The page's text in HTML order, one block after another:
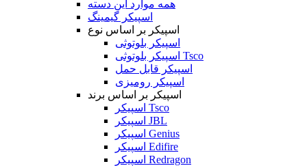
همه موارد این دسته
اسپیکر گیمینگ
اسپیکر بر اساس نوع
اسپیکر بلوتوثی
اسپیکر بلوتوثی Tsco
اسپیکر قابل حمل
اسپیکر رومیزی
اسپیکر بر اساس برند
اسپیکر Tsco
اسپیکر JBL
اسپیکر Genius
اسپیکر Edifire
اسپیکر Redragon